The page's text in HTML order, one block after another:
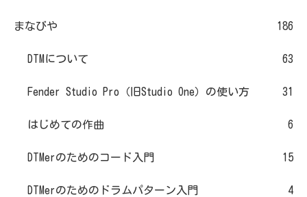
まなびや 186
DTMについて 63
Fender Studio Pro（旧Studio One）の使い方 31
はじめての作曲 6
DTMerのためのコード入門 15
DTMerのためのドラムパターン入門 4